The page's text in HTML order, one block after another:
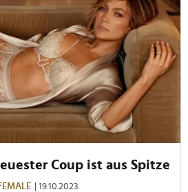
Coup ist aus Spitze
| 19.10.2023